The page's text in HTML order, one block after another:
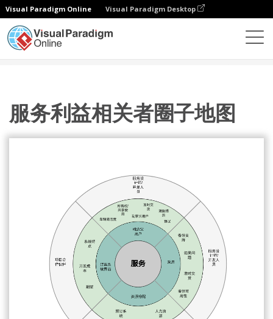
Visual Paradigm Online Visual Paradigm Desktop
服务利益相关者圈子地图